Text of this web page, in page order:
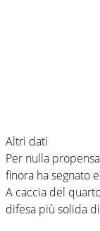
Altri dati
Per nulla
finora ha segnato
A caccia del
difesa più solida